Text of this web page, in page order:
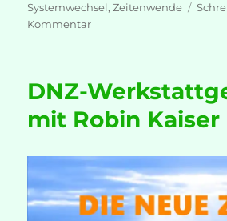
Systemwechsel,Zeitenwende
Kommentarzu
Warum
verlieren
DNZ-
mit Robin Kaiser